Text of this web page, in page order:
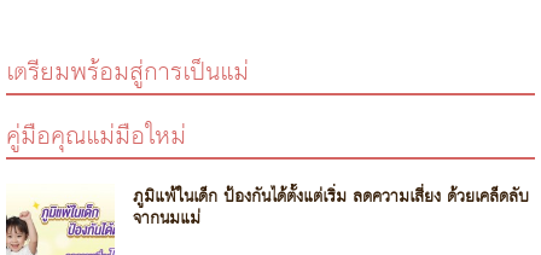
เตรียมพร้อมสู่การเป็นแม่
คู่มือคุณแม่มือใหม่
ภูมิแพ้ในเด็ก ป้องกันได้ตั้งแต่เริ่ม ลดความเสี่ยง ด้วยเคล็ดลับ
จากนมแม่